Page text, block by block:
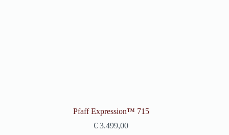
Pfaff Expression™ 715
€ 3.499,00